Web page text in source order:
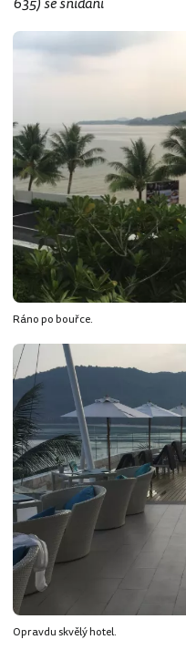
Ráno po bouřce.
Opravdu skvělý hotel.